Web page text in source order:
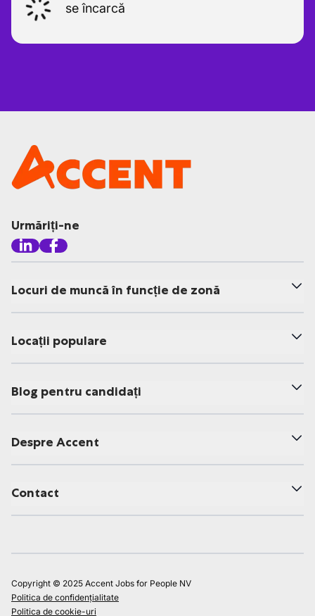
se încarcă
Urmăriți-ne
Locuri de muncă în funcție de zonă
Locații populare
Blog pentru candidați
Despre Accent
Contact
Copyright © 2025 Accent Jobs for People NV
Politica de confidențialitate
Politica de cookie-uri